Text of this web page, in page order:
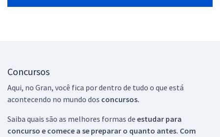
Concursos
Aqui, no Gran, você fica por dentro de tudo o que está
acontecendo no mundo dos concursos.
Saiba quais são as melhores formas de estudar para
concurso e comece a se preparar o quanto antes. Com